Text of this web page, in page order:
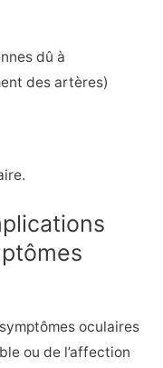
dû à
des artères)
oculaires
ou de l’affection